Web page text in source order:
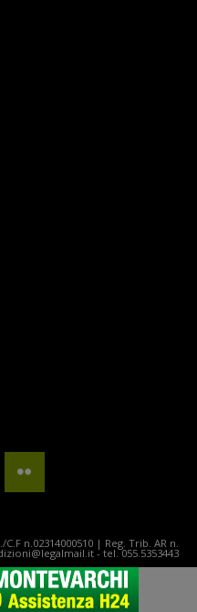
n.02314000510 | Reg. Trib. AR n.
- tel. 055.5353443